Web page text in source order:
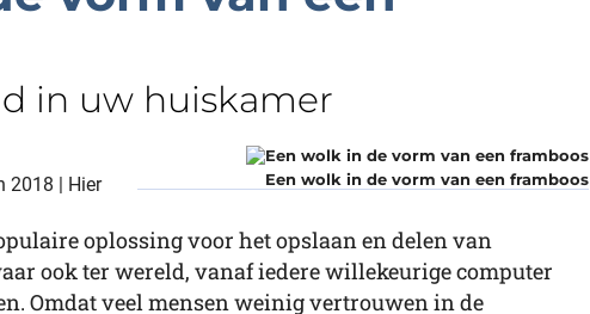
in uw huiskamer
Een wolk in de vorm van een framboos
2018 | Hier
oplossing voor het opslaan en delen van
ook ter wereld, vanaf iedere willekeurige computer
Omdat veel mensen weinig vertrouwen in de